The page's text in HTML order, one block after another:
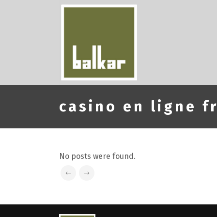
casino en ligne fr
No posts were found.